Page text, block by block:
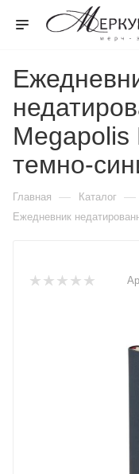
Megapolis
темно-
Главная — Каталог —
Ежедневник